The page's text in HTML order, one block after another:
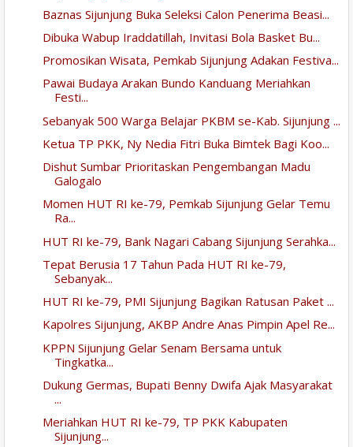
Baznas Sijunjung Buka Seleksi Calon Penerima Beasi...
Dibuka Wabup Iraddatillah, Invitasi Bola Basket Bu...
Promosikan Wisata, Pemkab Sijunjung Adakan Festiva...
Pawai Budaya Arakan Bundo Kanduang Meriahkan
Festi...
Sebanyak 500 Warga Belajar PKBM se-Kab. Sijunjung ...
Ketua TP PKK, Ny Nedia Fitri Buka Bimtek Bagi Koo...
Dishut Sumbar Prioritaskan Pengembangan Madu
Galogalo
Momen HUT RI ke-79, Pemkab Sijunjung Gelar Temu
Ra...
HUT RI ke-79, Bank Nagari Cabang Sijunjung Serahka...
Tepat Berusia 17 Tahun Pada HUT RI ke-79,
Sebanyak...
HUT RI ke-79, PMI Sijunjung Bagikan Ratusan Paket ...
Kapolres Sijunjung, AKBP Andre Anas Pimpin Apel Re...
KPPN Sijunjung Gelar Senam Bersama untuk
Tingkatka...
Dukung Germas, Bupati Benny Dwifa Ajak Masyarakat
...
Meriahkan HUT RI ke-79, TP PKK Kabupaten
Sijunjung...